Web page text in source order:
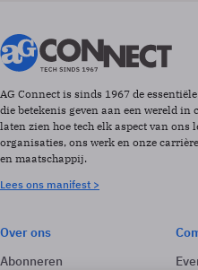
AG Connect is sinds 1967 de
die betekenis geven aan een wereld
laten zien hoe tech elk aspect van ons
organisaties, ons werk en onze
en maatschappij.
Lees ons manifest >
Over ons
Abonneren